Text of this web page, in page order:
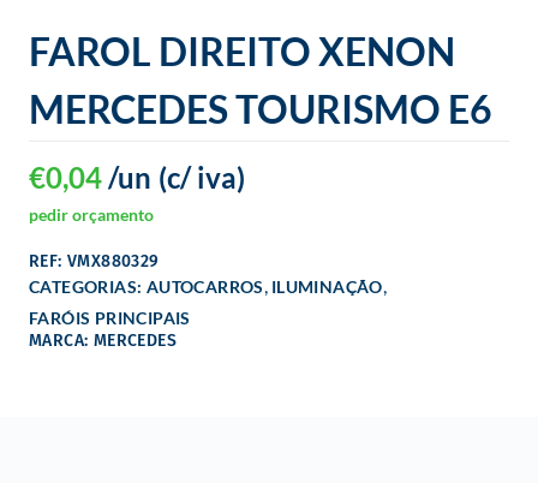
FAROL DIREITO XENON
MERCEDES TOURISMO E6
€0,04 (c/ iva)
/un
pedir orçamento
REF: VMX880329
CATEGORIAS: AUTOCARROS, ILUMINAÇÃO,
FARÓIS PRINCIPAIS
MARCA: MERCEDES